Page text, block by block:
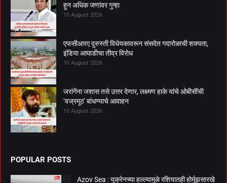
हून अधिक जणांवर गुन्हा
10 August 2026
एफसीआरए दुरुस्ती विधेयकावरून संसदेत गदारोळाची शक्यता,
इंडिया आघाडीचा तीव्र विरोध
10 August 2026
जरांगेंना जशास तसे उत्तर देणार, लक्ष्मण हाके यांचे ओबीसींची
‘वज्रमूठ’ बांधण्याचे आवाहन
10 August 2026
POPULAR POSTS
Azov Sea : युक्रेनच्या हल्ल्यामुळे रशियातही होर्मुझसारखे